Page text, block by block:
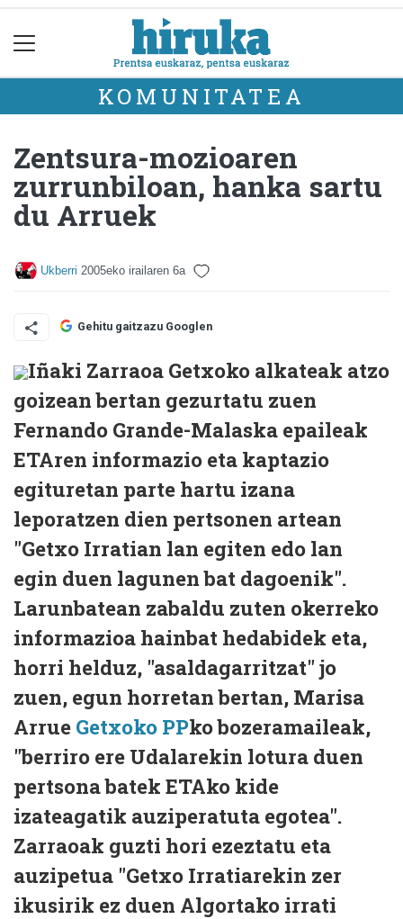
KOMUNITATEA
Zentsura-mozioaren
zurrunbiloan, hanka sartu
du Arruek
Ukberri 2005eko irailaren 6a
Gehitu gaitzazu Googlen
Iñaki Zarraoa Getxoko alkateak atzo
goizean bertan gezurtatu zuen
Fernando Grande-Malaska epaileak
ETAren informazio eta kaptazio
egituretan parte hartu izana
leporatzen dien pertsonen artean
"Getxo Irratian lan egiten edo lan
egin duen lagunen bat dagoenik".
Larunbatean zabaldu zuten okerreko
informazioa hainbat hedabidek eta,
horri helduz, "asaldagarritzat" jo
zuen, egun horretan bertan, Marisa
Arrue Getxoko PPko bozeramaileak,
"berriro ere Udalarekin lotura duen
pertsona batek ETAko kide
izateagatik auziperatuta egotea".
Zarraoak guzti hori ezeztatu eta
auzipetua "Getxo Irratiarekin zer
ikusirik ez duen Algortako irrati